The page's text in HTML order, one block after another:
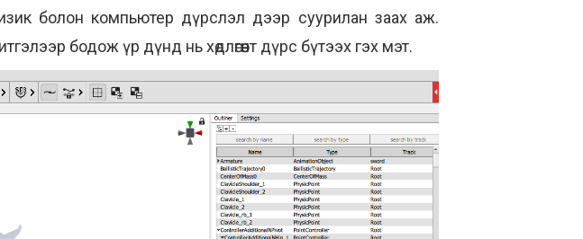
болон компьютер дүрслэл дээр суурилан заах аж.
бодож үр дүнд нь хөдлөгөөнт дүрс бүтээх гэх мэт.